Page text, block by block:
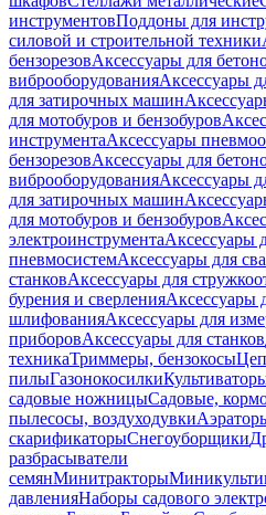
инструментовПоддоны для
силовой и строительной техники
бензорезовАксессуары для
виброоборудованияАксессуары
для затирочных машин
для мотобуров и бензобуров
инструментаАксессуары
бензорезовАксессуары для
виброоборудованияАксессуары
для затирочных машин
для мотобуров и бензобуров
электроинструментаАксессуары
пневмосистемАксессуары для
станковАксессуары для
бурения и сверленияАксессуары
шлифованияАксессуары для
приборовАксессуары для станков
техникаТриммеры, бензокосы
пилыГазонокосилки
садовые ножницыСадовые,
пылесосы, воздуходувки
скарификаторыСнегоуборщики
разбрасыватели
семянМинитракторы
давленияНаборы садового